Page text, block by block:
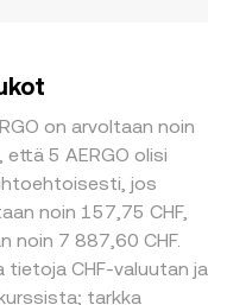
on arvoltaan noin
5 AERGO olisi
jos
noin 157,75 CHF,
noin 7 887,60 CHF.
CHF-valuutan ja
tarkka